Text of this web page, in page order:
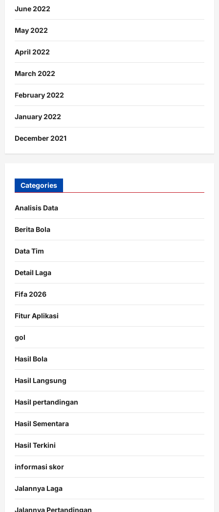
June 2022
May 2022
April 2022
March 2022
February 2022
January 2022
December 2021
Categories
Analisis Data
Berita Bola
Data Tim
Detail Laga
Fifa 2026
Fitur Aplikasi
gol
Hasil Bola
Hasil Langsung
Hasil pertandingan
Hasil Sementara
Hasil Terkini
informasi skor
Jalannya Laga
Jalannya Pertandingan